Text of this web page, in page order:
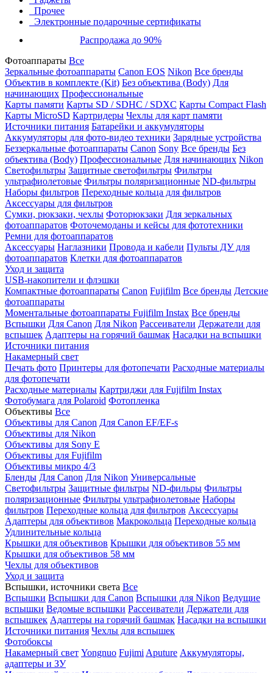
Прочее
Электронные подарочные сертификаты
Распродажа до 90%
Фотоаппараты Все
Зеркальные фотоаппараты Canon EOS Nikon Все бренды
Объектив в комплекте (Kit) Без объектива (Body) Для
начинающих Профессиональные
Карты памяти Карты SD / SDHC / SDXC Карты Compact Flash
Карты MicroSD Картридеры Чехлы для карт памяти
Источники питания Батарейки и аккумуляторы
Аккумуляторы для фото-видео техники Зарядные устройства
Беззеркальные фотоаппараты Canon Sony Все бренды Без
объектива (Body) Профессиональные Для начинающих Nikon
Светофильтры Защитные светофильтры Фильтры
ультрафиолетовые Фильтры поляризационные ND-фильтры
Наборы фильтров Переходные кольца для фильтров
Аксессуары для фильтров
Сумки, рюкзаки, чехлы Фоторюкзаки Для зеркальных
фотоаппаратов Фоточемоданы и кейсы для фототехники
Ремни для фотоаппаратов
Аксессуары Наглазники Провода и кабели Пульты ДУ для
фотоаппаратов Клетки для фотоаппаратов
Уход и защита
USB-накопители и флэшки
Компактные фотоаппараты Canon Fujifilm Все бренды Детские
фотоаппараты
Моментальные фотоаппараты Fujifilm Instax Все бренды
Вспышки Для Canon Для Nikon Рассеиватели Держатели для
вспышек Адаптеры на горячий башмак Насадки на вспышки
Источники питания
Накамерный свет
Печать фото Принтеры для фотопечати Расходные материалы
для фотопечати
Расходные материалы Картриджи для Fujifilm Instax
Фотобумага для Polaroid Фотопленка
Объективы Все
Объективы для Canon Для Canon EF/EF-s
Объективы для Nikon
Объективы для Sony E
Объективы для Fujifilm
Объективы микро 4/3
Бленды Для Canon Для Nikon Универсальные
Светофильтры Защитные фильтры ND-фильры Фильтры
поляризационные Фильтры ультрафиолетовые Наборы
фильтров Переходные кольца для фильтров Аксессуары
Адаптеры для объективов Макрокольца Переходные кольца
Удлинительные кольца
Крышки для объективов Крышки для объективов 55 мм
Крышки для объективов 58 мм
Чехлы для объективов
Уход и защита
Вспышки, источники света Все
Вспышки Вспышки для Canon Вспышки для Nikon Ведущие
вспышки Ведомые вспышки Рассеиватели Держатели для
вспышкек Адаптеры на горячий башмак Насадки на вспышки
Источники питания Чехлы для вспышек
Фотобоксы
Накамерный свет Yongnuo Fujimi Aputure Аккумуляторы,
адаптеры и ЗУ